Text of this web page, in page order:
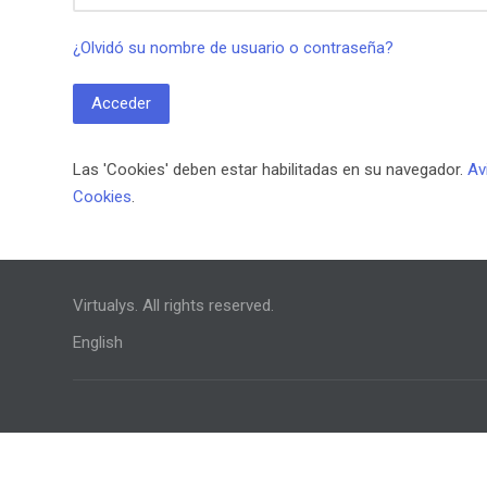
¿Olvidó su nombre de usuario o contraseña?
Acceder
Las 'Cookies' deben estar habilitadas en su navegador.
Cookies.
Virtualys. All rights reserved.
English